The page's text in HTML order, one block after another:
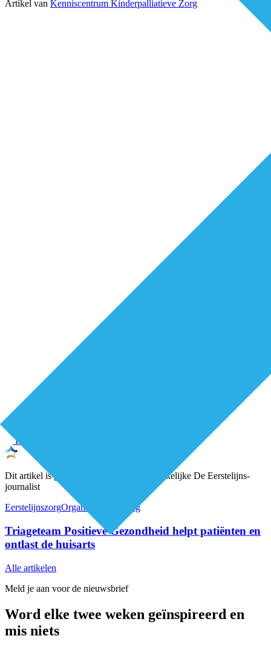
Artikel van Kenniscentrum Kinderpalliatieve Zorg
Premium
Dit artikel is geschreven door een onafhankelijke De Eerstelijns-
journalist
EerstelijnszorgOrganisatie van zorg
Triageteam Positieve Gezondheid helpt patiënten en
ontlast de huisarts
Alle artikelen
Meld je aan voor de nieuwsbrief
Word elke twee weken geïnspireerd en
mis niets